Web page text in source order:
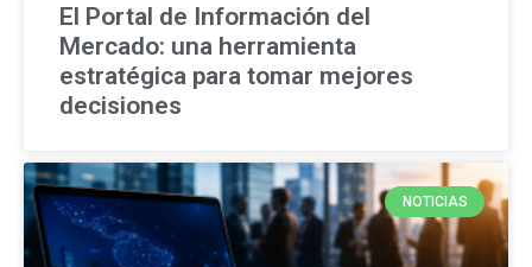
El Portal de Información del
Mercado: una herramienta
estratégica para tomar mejores
decisiones
NOTICIAS